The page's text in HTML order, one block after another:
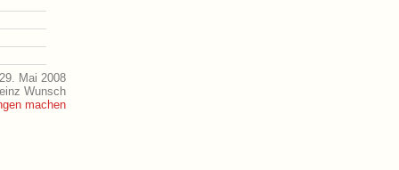
Mai 2008
Wunsch